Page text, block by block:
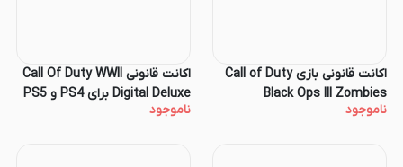
اکانت قانونی بازی Call of Duty
Black Ops III Zombies
ناموجود
اکانت قانونی Call Of Duty WWII
Digital Deluxe برای PS4 و PS5
ناموجود